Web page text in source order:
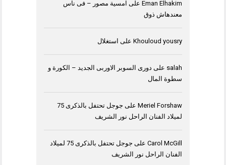
Eman Elhakim على امسية مصور – فى ناس
معندهاش ذوق
Khouloud yousry على استغلال
salah على دورى السوبر الاوربى الجديد – الكورة و
سطوة المال
Meriel Forshaw على
جوجل تحتفل بالذكرى 75
لميلاد الفنان الراحل نور الشريف
Carol McGill على
جوجل تحتفل بالذكرى 75 لميلاد
الفنان الراحل نور الشريف